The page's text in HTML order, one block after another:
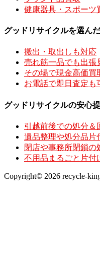
健康器具・スポーツ
グッドリサイクルを選ん
搬出・取出しも対応
売れ筋一品でも出張
その場で現金高価買
お電話で即日査定も
グッドリサイクルの安心
引越前後での処分＆
遺品整理や処分品片
閉店や事務所閉鎖の
不用品まるごと片付
Copyright© 2026 recycle-